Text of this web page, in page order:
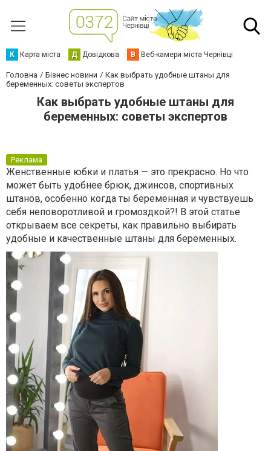
К Карта міста Д Довідкова В Веб-камери міста Чернівці
Головна Бізнес новини
Как выбрать удобные штаны для
беременных: советы экспертов
Как выбрать удобные штаны для
беременных: советы экспертов
Реклама
Женственные юбки и платья — это прекрасно. Но что
может быть удобнее брюк, джинсов, спортивных
штанов, особенно когда ты беременная и чувствуешь
себя неповоротливой и громоздкой?! В этой статье
открываем все секреты, как правильно выбирать
удобные и качественные штаны для беременных.